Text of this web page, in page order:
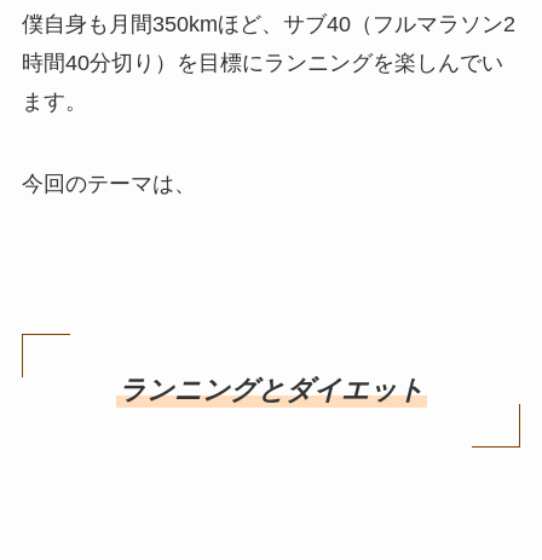
僕自身も月間350kmほど、サブ40（フルマラソン2
時間40分切り）を目標にランニングを楽しんでい
ます。
今回のテーマは、
ランニングとダイエット